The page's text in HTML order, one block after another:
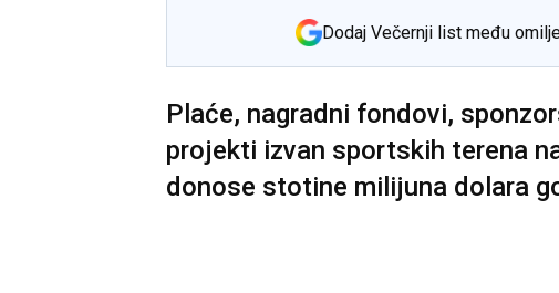
Dodaj Večernji list među
Plaće, nagradni fondovi,
projekti izvan sportskih terena
donose stotine milijuna dolara